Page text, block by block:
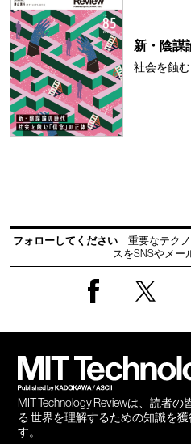
新・陰謀
社会を蝕
フォローしてください
重要なテク
スをSNSやメー
MIT Technology Reviewは、読者
る 世界を理解するための知識を
す。